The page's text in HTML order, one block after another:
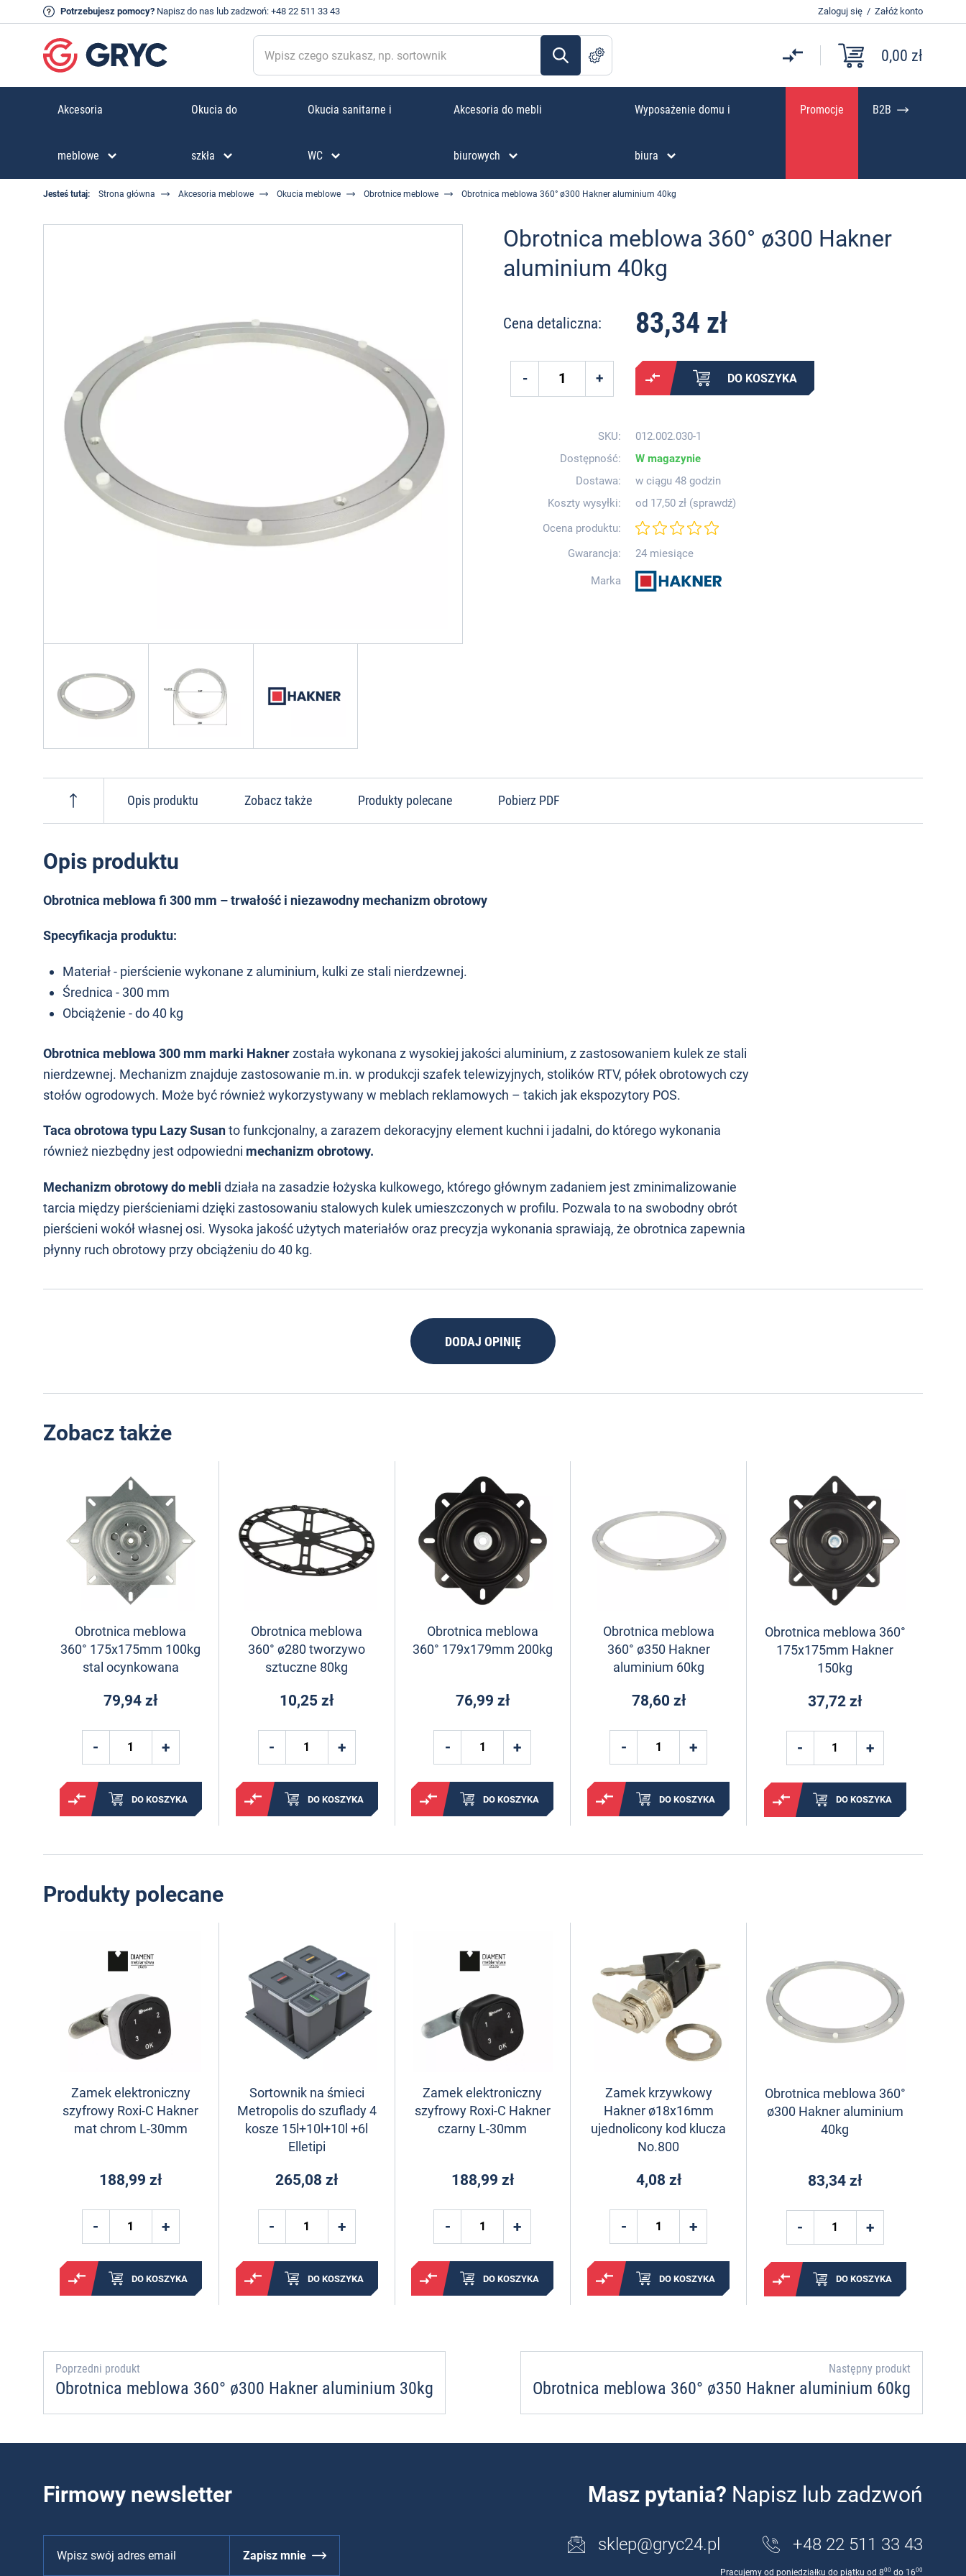
Potrzebujesz pomocy? Napisz do nas lub zadzwoń: +48 22 511 33 43 Zaloguj się / Załóż konto
0,00 zł
Akcesoria
meblowe
Okucia do
szkła
Okucia sanitarne i
WC
Akcesoria do mebli
biurowych
Wyposażenie domu i
biura
Promocje B2B
Jesteś tutaj: Strona główna Akcesoria meblowe Okucia meblowe Obrotnice meblowe Obrotnica meblowa 360° ø300 Hakner aluminium 40kg
Obrotnica meblowa 360° ø300 Hakner
aluminium 40kg
Cena detaliczna: 83,34 zł
DO KOSZYKA
SKU:
012.002.030-1
Dostępność:
W magazynie
Dostawa:
w ciągu 48 godzin
Koszty wysyłki:
od 17,50 zł (sprawdź)
Ocena produktu:
Gwarancja:
24 miesiące
Marka
Opis produktu Zobacz także Produkty polecane Pobierz PDF
Opis produktu
Obrotnica meblowa fi 300 mm – trwałość i niezawodny mechanizm obrotowy
Specyfikacja produktu:
Materiał - pierścienie wykonane z aluminium, kulki ze stali nierdzewnej.
Średnica - 300 mm
Obciążenie - do 40 kg
Obrotnica meblowa 300 mm marki Haknerzostała wykonana z wysokiej jakości aluminium, z zastosowaniem kulek ze stali
nierdzewnej. Mechanizm znajduje zastosowanie m.in. w produkcji szafek telewizyjnych, stolików RTV, półek obrotowych czy
stołów ogrodowych. Może być również wykorzystywany w meblach reklamowych – takich jak ekspozytory POS.
Taca obrotowa typu Lazy Susanto funkcjonalny, a zarazem dekoracyjny element kuchni i jadalni, do którego wykonania
również niezbędny jest odpowiedni mechanizm obrotowy.
Mechanizm obrotowy do mebli działa na zasadzie łożyska kulkowego, którego głównym zadaniem jest zminimalizowanie
tarcia między pierścieniami dzięki zastosowaniu stalowych kulek umieszczonych w profilu. Pozwala to na swobodny obrót
pierścieni wokół własnej osi. Wysoka jakość użytych materiałów oraz precyzja wykonania sprawiają, że obrotnica zapewnia
płynny ruch obrotowy przy obciążeniu do 40 kg.
DODAJ OPINIĘ
Zobacz także
Obrotnica meblowa
360° 175x175mm 100kg
stal ocynkowana
79,94 zł
DO KOSZYKA
Obrotnica meblowa
360° ø280 tworzywo
sztuczne 80kg
10,25 zł
DO KOSZYKA
Obrotnica meblowa
360° 179x179mm 200kg
76,99 zł
DO KOSZYKA
Obrotnica meblowa
360° ø350 Hakner
aluminium 60kg
78,60 zł
DO KOSZYKA
Obrotnica meblowa 360°
175x175mm Hakner
150kg
37,72 zł
DO KOSZYKA
Produkty polecane
Zamek elektroniczny
szyfrowy Roxi-C Hakner
mat chrom L-30mm
188,99 zł
DO KOSZYKA
Sortownik na śmieci
Metropolis do szuflady 4
kosze 15l+10l+10l +6l
Elletipi
265,08 zł
DO KOSZYKA
Zamek elektroniczny
szyfrowy Roxi-C Hakner
czarny L-30mm
188,99 zł
DO KOSZYKA
Zamek krzywkowy
Hakner ø18x16mm
ujednolicony kod klucza
No.800
4,08 zł
DO KOSZYKA
Obrotnica meblowa 360°
ø300 Hakner aluminium
40kg
83,34 zł
DO KOSZYKA
Poprzedni produkt
Obrotnica meblowa 360° ø300 Hakner aluminium 30kg
Następny produkt
Obrotnica meblowa 360° ø350 Hakner aluminium 60kg
Masz pytania? Napisz lub zadzwoń
sklep@gryc24.pl +48 22 511 33 43
Pracujemy od poniedziałku do piątku od 800 do 1600
Firmowy newsletter
Zapisz mnie